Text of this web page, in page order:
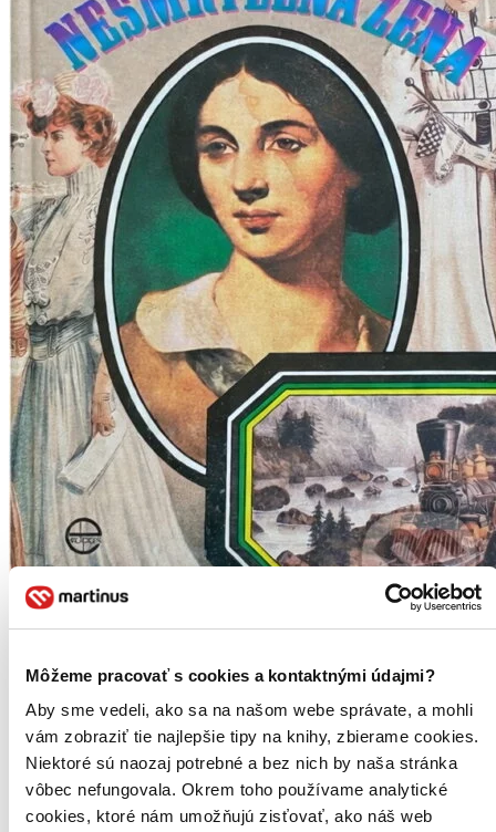
Môžeme pracovať s cookies a kontaktnými údajmi?
Aby sme vedeli, ako sa na našom webe správate, a mohli
vám zobraziť tie najlepšie tipy na knihy, zbierame cookies.
Niektoré sú naozaj potrebné a bez nich by naša stránka
vôbec nefungovala. Okrem toho používame analytické
cookies, ktoré nám umožňujú zisťovať, ako náš web
Bentovej
Irving Stone
Čítaná
mierne opotrebovaná
Túto knihu sme vykúpili cezKnihovrátok a je mierne
opotrebovaná.
Na tejto knihe už síce poznať, že ju niekto
čítal, môže jej chýbať prebal, nie je však poškodená tak, aby